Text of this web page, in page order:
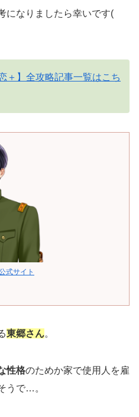
になりましたら幸いです(
＋】全攻略記事一覧はこち
式サイト
東郷さん。
性格のためか家で使用人を雇
うで…。